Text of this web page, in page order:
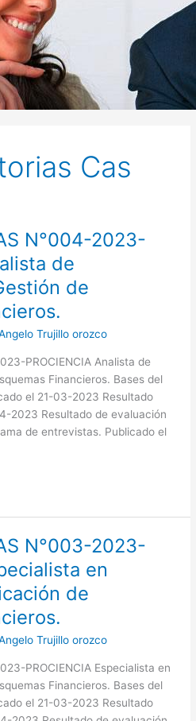
Cas
N°004-2023-
de
de
Trujillo orozco
PROCIENCIA Analista de
Financieros. Bases del
el 21-03-2023 Resultado
2023 Resultado de evaluación
de entrevistas. Publicado el
N°003-2023-
en
de
Trujillo orozco
PROCIENCIA Especialista en
Financieros. Bases del
el 21-03-2023 Resultado